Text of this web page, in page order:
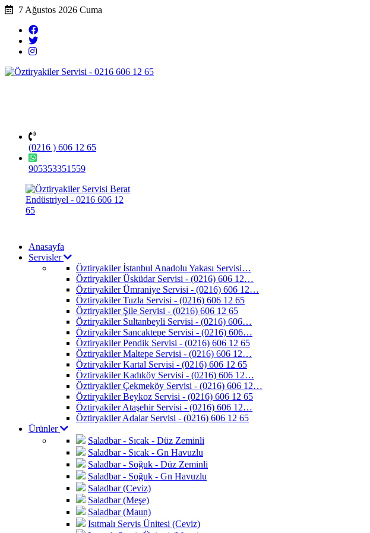
7 Ağustos 2026 Cuma
(0216 ) 606 12 65
905353351559
Anasayfa
Servisler
Öztiryakiler İstanbul Anadolu Yakası Servisi…
Öztiryakiler Üsküdar Servisi - (0216) 606 12…
Öztiryakiler Ümraniye Servisi - (0216) 606 12…
Öztiryakiler Tuzla Servisi - (0216) 606 12 65
Öztiryakiler Şile Servisi - (0216) 606 12 65
Öztiryakiler Sultanbeyli Servisi - (0216) 606…
Öztiryakiler Sancaktepe Servisi - (0216) 606…
Öztiryakiler Pendik Servisi - (0216) 606 12 65
Öztiryakiler Maltepe Servisi - (0216) 606 12…
Öztiryakiler Kartal Servisi - (0216) 606 12 65
Öztiryakiler Kadıköy Servisi - (0216) 606 12…
Öztiryakiler Çekmeköy Servisi - (0216) 606 12…
Öztiryakiler Beykoz Servisi - (0216) 606 12 65
Öztiryakiler Ataşehir Servisi - (0216) 606 12…
Öztiryakiler Adalar Servisi - (0216) 606 12 65
Ürünler
Saladbar - Sıcak - Düz Zeminli
Saladbar - Sıcak - Gn Havuzlu
Saladbar - Soğuk - Düz Zeminli
Saladbar - Soğuk - Gn Havuzlu
Saladbar (Ceviz)
Saladbar (Meşe)
Saladbar (Maun)
Isıtmalı Servis Ünitesi (Ceviz)